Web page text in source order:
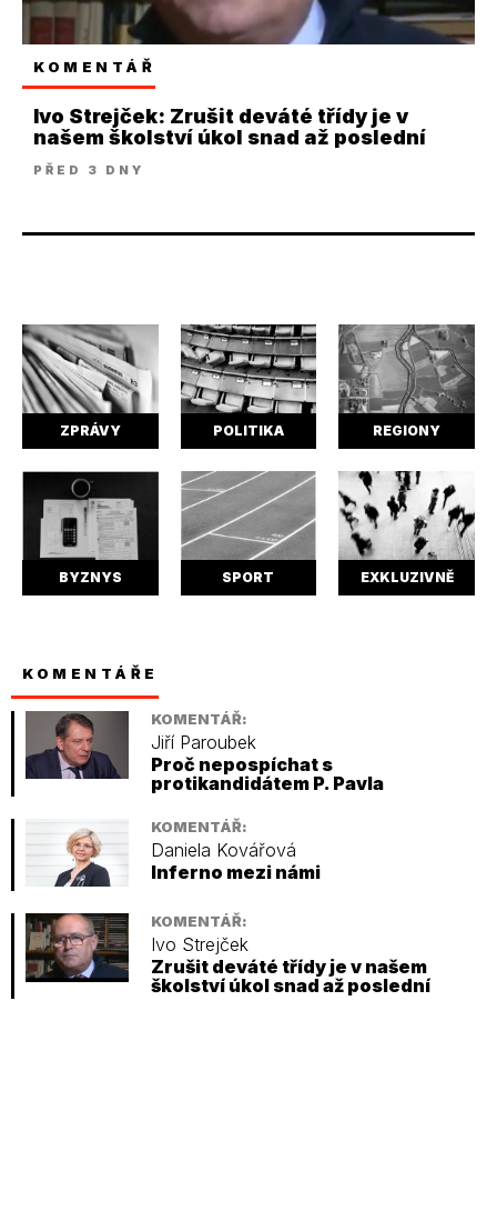
KOMENTÁŘ
Ivo Strejček: Zrušit deváté třídy je v
našem školství úkol snad až poslední
PŘED 3 DNY
ZPRÁVY POLITIKA REGIONY
BYZNYS SPORT EXKLUZIVNĚ
KOMENTÁŘE
KOMENTÁŘ:
Jiří Paroubek
Proč nepospíchat s
protikandidátem P. Pavla
KOMENTÁŘ:
Daniela Kovářová
Inferno mezi námi
KOMENTÁŘ:
Ivo Strejček
Zrušit deváté třídy je v našem
školství úkol snad až poslední